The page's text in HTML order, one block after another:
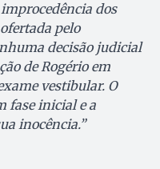
dos
pelo
decisão judicial
de Rogério em
vestibular. O
fase inicial e a
inocência.”